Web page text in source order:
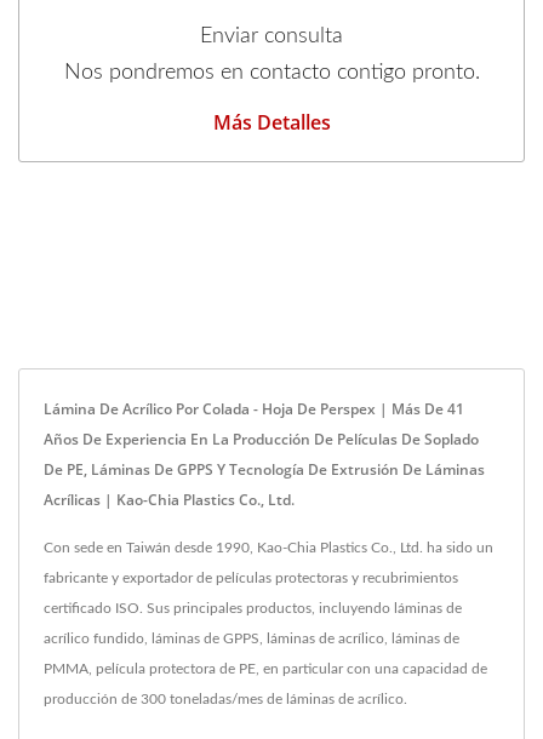
Enviar consulta
Nos pondremos en contacto contigo pronto.
Más Detalles
Lámina De Acrílico Por Colada - Hoja De Perspex | Más De 41
Años De Experiencia En La Producción De Películas De Soplado
De PE, Láminas De GPPS Y Tecnología De Extrusión De Láminas
Acrílicas | Kao-Chia Plastics Co., Ltd.
Con sede en Taiwán desde 1990, Kao-Chia Plastics Co., Ltd. ha sido un
fabricante y exportador de películas protectoras y recubrimientos
certificado ISO. Sus principales productos, incluyendo láminas de
acrílico fundido, láminas de GPPS, láminas de acrílico, láminas de
PMMA, película protectora de PE, en particular con una capacidad de
producción de 300 toneladas/mes de láminas de acrílico.